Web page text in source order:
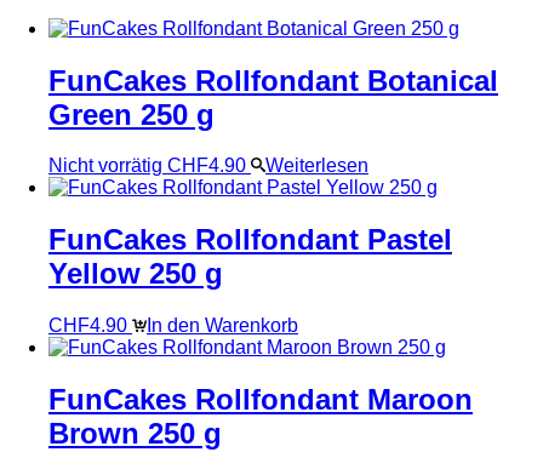
FunCakes Rollfondant Botanical
Green 250 g
Nicht vorrätig CHF4.90 Weiterlesen
FunCakes Rollfondant Pastel
Yellow 250 g
CHF4.90 In den Warenkorb
FunCakes Rollfondant Maroon
Brown 250 g